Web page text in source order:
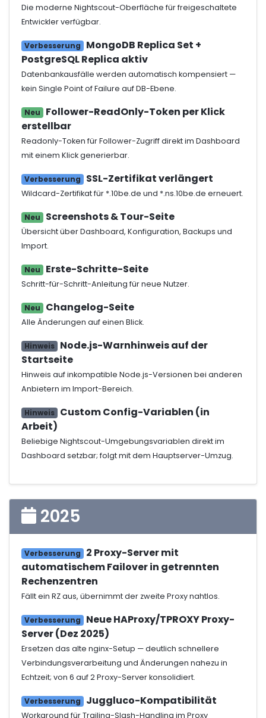
Die moderne Nightscout-Oberfläche für freigeschaltete
Entwickler verfügbar.
Verbesserung
MongoDB Replica Set +
PostgreSQL Replica aktiv
Datenbankausfälle werden automatisch kompensiert —
kein Single Point of Failure auf DB-Ebene.
Neu
Follower-ReadOnly-Token per Klick
erstellbar
Readonly-Token für Follower-Zugriff direkt im Dashboard
mit einem Klick generierbar.
Verbesserung SSL-Zertifikat verlängert
Wildcard-Zertifikat für *.10be.de und *.ns.10be.de erneuert.
Neu Screenshots & Tour-Seite
Übersicht über Dashboard, Konfiguration, Backups und
Import.
Neu Erste-Schritte-Seite
Schritt-für-Schritt-Anleitung für neue Nutzer.
Neu Changelog-Seite
Alle Änderungen auf einen Blick.
Hinweis
Node.js-Warnhinweis auf der
Startseite
Hinweis auf inkompatible Node.js-Versionen bei anderen
Anbietern im Import-Bereich.
Hinweis
Custom Config-Variablen (in
Arbeit)
Beliebige Nightscout-Umgebungsvariablen direkt im
Dashboard setzbar; folgt mit dem Hauptserver-Umzug.
2025
Verbesserung
2 Proxy-Server mit
automatischem Failover in getrennten
Rechenzentren
Fällt ein RZ aus, übernimmt der zweite Proxy nahtlos.
Verbesserung
Neue HAProxy/TPROXY Proxy-
Server (Dez 2025)
Ersetzen das alte nginx-Setup — deutlich schnellere
Verbindungsverarbeitung und Änderungen nahezu in
Echtzeit; von 6 auf 2 Proxy-Server konsolidiert.
Verbesserung Juggluco-Kompatibilität
Workaround für Trailing-Slash-Handling im Proxy